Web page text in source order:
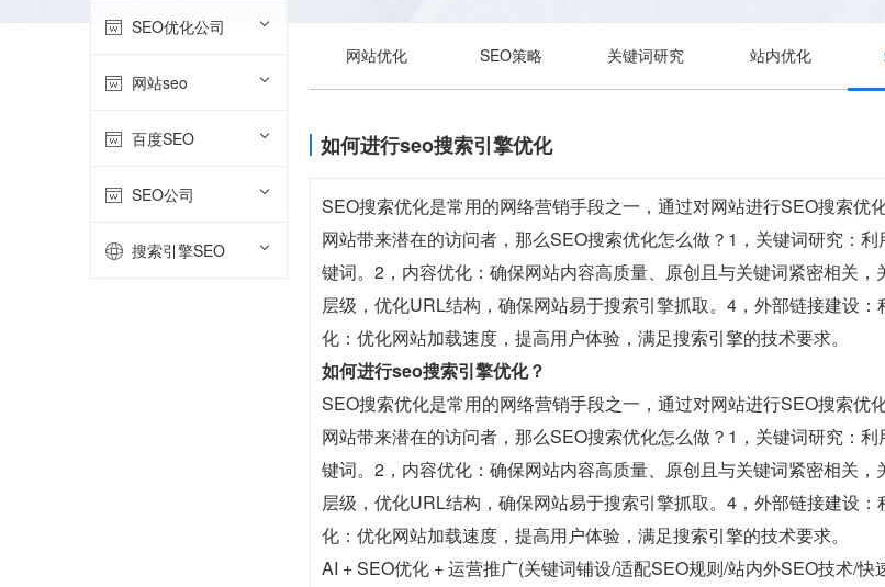
SEO优化公司
网站seo
百度SEO
SEO公司
搜索引擎SEO
网站优化 SEO策略 关键词研究 站内优化
如何进行seo搜索引擎优化
SEO搜索优化是常用的网络营销手段之一，通过对网站进行SEO搜索
网站带来潜在的访问者，那么SEO搜索优化怎么做？1，关键词研究：
键词。2，内容优化：确保网站内容高质量、原创且与关键词紧密相关
层级，优化URL结构，确保网站易于搜索引擎抓取。4，外部链接建设
化：优化网站加载速度，提高用户体验，满足搜索引擎的技术要求。
如何进行seo搜索引擎优化？
SEO搜索优化是常用的网络营销手段之一，通过对网站进行SEO搜索
网站带来潜在的访问者，那么SEO搜索优化怎么做？1，关键词研究：
键词。2，内容优化：确保网站内容高质量、原创且与关键词紧密相关
层级，优化URL结构，确保网站易于搜索引擎抓取。4，外部链接建设
化：优化网站加载速度，提高用户体验，满足搜索引擎的技术要求。
AI + SEO优化 + 运营推广(关键词铺设/适配SEO规则/站内外SEO技术/快